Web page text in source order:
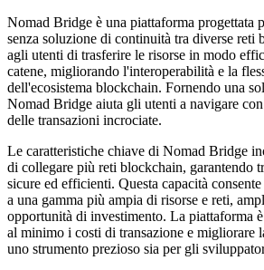
Nomad Bridge è una piattaforma progettata
senza soluzione di continuità tra diverse reti
agli utenti di trasferire le risorse in modo
catene, migliorando l'interoperabilità e la
dell'ecosistema blockchain. Fornendo una
Nomad Bridge aiuta gli utenti a navigare
delle transazioni incrociate.
Le caratteristiche chiave di Nomad Bridge
di collegare più reti blockchain, garantendo
sicure ed efficienti. Questa capacità
a una gamma più ampia di risorse e reti,
opportunità di investimento. La piattaforma
al minimo i costi di transazione e migliorare
uno strumento prezioso sia per gli